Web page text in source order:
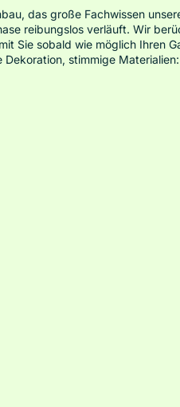
das große Fachwissen
reibungslos verläuft. Wir
Sie sobald wie möglich Ihren
stimmige